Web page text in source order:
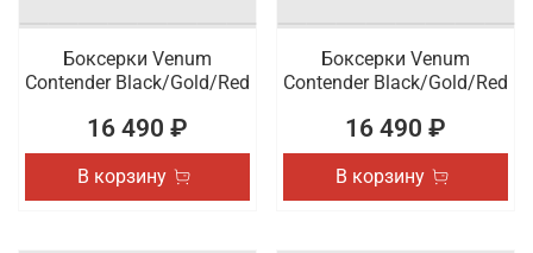
Боксерки Venum
Contender Black/Gold/Red
16 490 ₽
В корзину
Боксерки Venum
Contender Black/Gold/Red
16 490 ₽
В корзину